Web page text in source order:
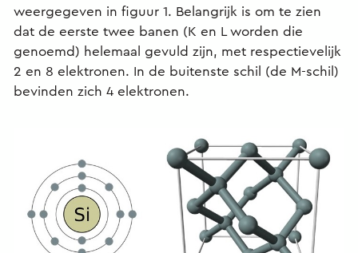
weergegeven in figuur 1. Belangrijk is om te zien
dat de eerste twee banen (K en L worden die
genoemd) helemaal gevuld zijn, met respectievelijk
2 en 8 elektronen. In de buitenste schil (de M-schil)
bevinden zich 4 elektronen.